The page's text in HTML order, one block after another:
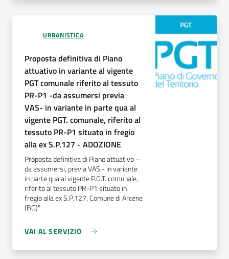
URBANISTICA
Proposta definitiva di Piano
attuativo in variante al vigente
PGT comunale riferito al tessuto
PR-P1 -da assumersi previa
VAS- in variante in parte qua al
vigente PGT. comunale, riferito al
tessuto PR-P1 situato in fregio
alla ex S.P.127 - ADOZIONE
Proposta definitiva di Piano attuativo –
da assumersi, previa VAS - in variante
in parte qua al vigente P.G.T. comunale,
riferito al tessuto PR-P1 situato in
fregio alla ex S.P.127, Comune di Arcene
(BG)”
VAI AL SERVIZIO